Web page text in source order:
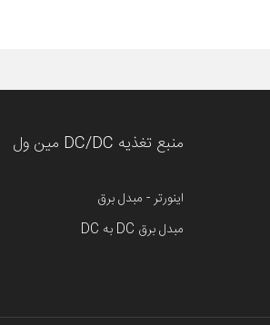
منبع تغذیه DC/DC مین ول
اینورتر - مبدل برق
مبدل برق DC به DC